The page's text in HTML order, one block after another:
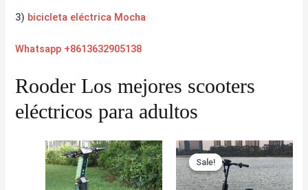
3) bicicleta eléctrica Mocha
Whatsapp +8613632905138
Rooder Los mejores scooters
eléctricos para adultos
Sale!
Sale!